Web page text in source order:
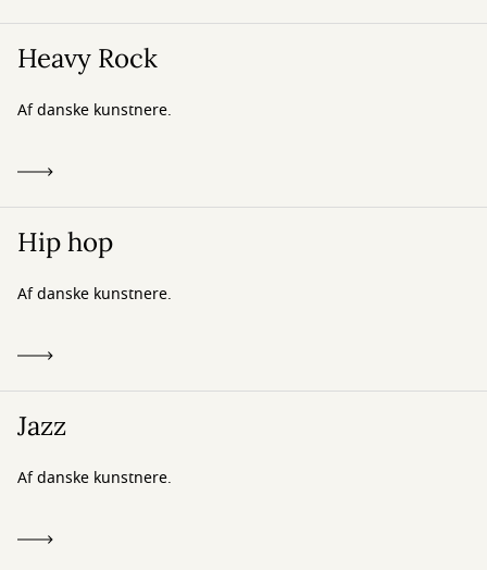
Heavy Rock
Af danske kunstnere.
Hip hop
Af danske kunstnere.
Jazz
Af danske kunstnere.